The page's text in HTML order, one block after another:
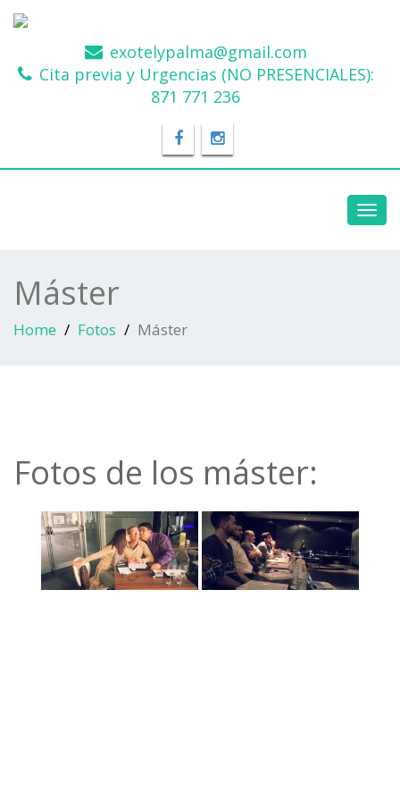
exotelypalma@gmail.com
Cita previa y Urgencias (NO PRESENCIALES):
871 771 236
Máster
Home Fotos Máster
Fotos de los máster: